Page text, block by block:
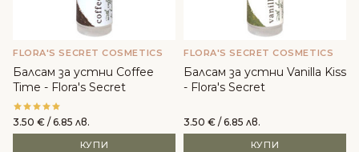
FLORA'S SECRET COSMETICS
Балсам за устни Coffee
Time - Flora's Secret
3.50 € / 6.85 лв.
КУПИ
FLORA'S SECRET COSMETICS
Балсам за устни Vanilla Kiss
- Flora's Secret
3.50 € / 6.85 лв.
КУПИ